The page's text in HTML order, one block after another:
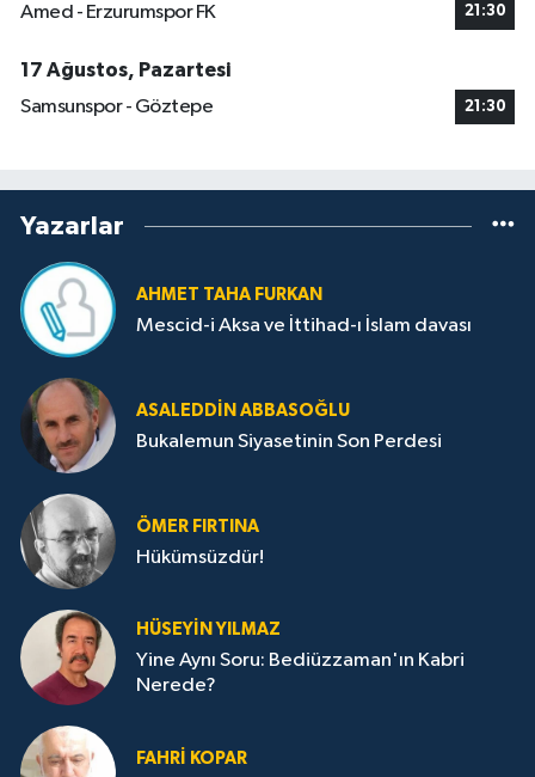
Amed - Erzurumspor FK 21:30
17 Ağustos, Pazartesi
Samsunspor - Göztepe
21:30
Yazarlar
AHMET TAHA FURKAN
Mescid-i Aksa ve İttihad-ı İslam davası
ASALEDDIN ABBASOĞLU
Bukalemun Siyasetinin Son Perdesi
ÖMER FIRTINA
Hükümsüzdür!
HÜSEYIN YILMAZ
Yine Aynı Soru: Bediüzzaman'ın Kabri
Nerede?
FAHRI KOPAR